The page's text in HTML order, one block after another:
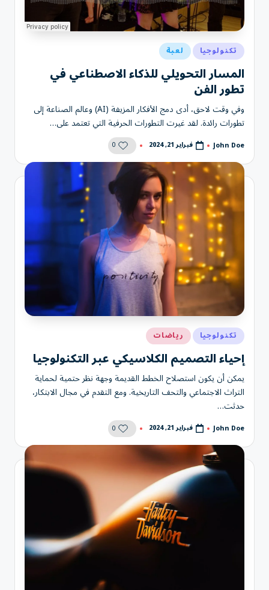
نُشر
في
تكنولوجيا لعبة
المسار التحويلي للذكاء الاصطناعي في
تطور الفن
وفي وقت لاحق، أدى دمج الأفكار المزيفة (AI) وعالم الصناعة إلى
تطورات رائدة. لقد غيرت التطورات الحرفية التي تعتمد على…
تمّ
بواسطة
John Doe فبراير 21, 2024 0
نُشر
في
تكنولوجيا رياضات
إحياء التصميم الكلاسيكي عبر التكنولوجيا
يمكن أن يكون استصلاح الخطط القديمة وجهة نظر حتمية لحماية
التراث الاجتماعي والتحف التاريخية. ومع التقدم في مجال الابتكار،
حدثت…
تمّ
بواسطة
John Doe فبراير 21, 2024 0